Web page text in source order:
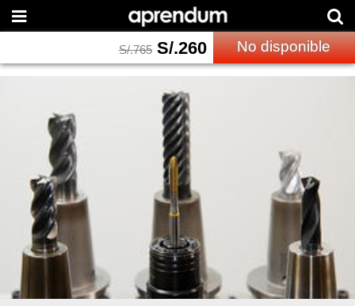
S/.765 S/.260 No disponible